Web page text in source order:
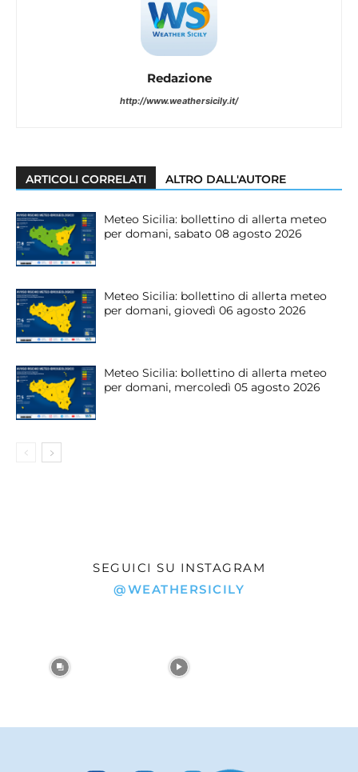
Redazione
http://www.weathersicily.it/
ARTICOLI CORRELATI ALTRO DALL'AUTORE
Meteo Sicilia: bollettino di allerta meteo
per domani, sabato 08 agosto 2026
Meteo Sicilia: bollettino di allerta meteo
per domani, giovedì 06 agosto 2026
Meteo Sicilia: bollettino di allerta meteo
per domani, mercoledì 05 agosto 2026
SEGUICI SU INSTAGRAM
@WEATHERSICILY